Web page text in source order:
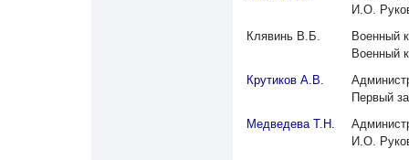
И.О.
Клявинь В.Б.
Военный
Военный
Крутиков А.В.
Первый
Медведева Т.Н.
И.О.